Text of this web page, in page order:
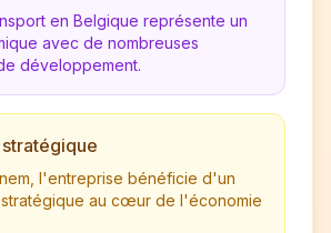
en Belgique représente un
avec de nombreuses
développement.
l'entreprise bénéficie d'un
au cœur de l'économie